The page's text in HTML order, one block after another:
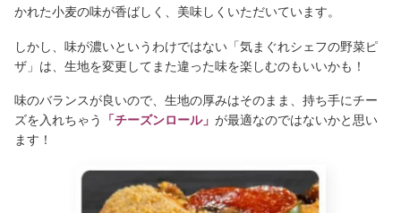
かれた小麦の味が香ばしく、美味しくいただいています。
しかし、味が濃いというわけではない「気まぐれシェフの野菜ピ
ザ」は、生地を変更してまた違った味を楽しむのもいいかも！
味のバランスが良いので、生地の厚みはそのまま、持ち手にチー
ズを入れちゃう
「チーズンロール」 が最適なのではないかと思い
ます！